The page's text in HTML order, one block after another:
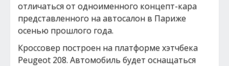
отличаться от одноименного концепт-кара
представленного на автосалон в Париже
осенью прошлого года.
Кроссовер построен на платформе хэтчбека
Peugeot 208. Автомобиль будет оснащаться